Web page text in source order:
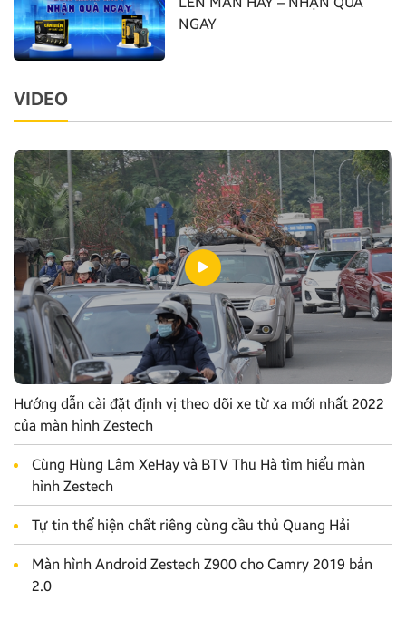
NGAY
VIDEO
Hướng dẫn cài đặt định vị theo dõi xe từ xa mới nhất 2022
của màn hình Zestech
Cùng Hùng Lâm XeHay và BTV Thu Hà tìm hiểu màn
hình Zestech
Tự tin thể hiện chất riêng cùng cầu thủ Quang Hải
Màn hình Android Zestech Z900 cho Camry 2019 bản
2.0